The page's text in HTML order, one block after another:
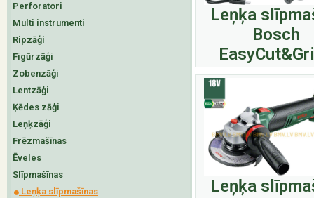
Perforatori
Multi instrumenti
Ripzāģi
Figūrzāģi
Zobenzāģi
Lentzāģi
Ķēdes zāģi
Leņķzāģi
Frēzmašīnas
Ēveles
Slīpmašīnas
Leņķa slīpmašīnas
Leņķa
Bosch
Leņķa